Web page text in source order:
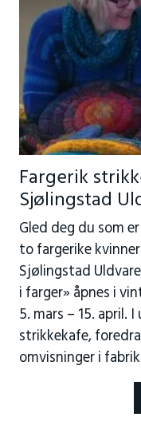
Fargerik
Sjølingstad
Gled deg du som
to fargerike
Sjølingstad
i farger» åpnes i
5. mars – 15. april.
strikkekafe,
omvisninger i